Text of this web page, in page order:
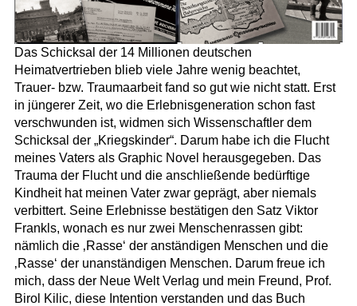
Das Schicksal der 14 Millionen deutschen
Heimatvertrieben blieb viele Jahre wenig beachtet,
Trauer- bzw. Traumaarbeit fand so gut wie nicht statt. Erst
in jüngerer Zeit, wo die Erlebnisgeneration schon fast
verschwunden ist, widmen sich Wissenschaftler dem
Schicksal der „Kriegskinder“. Darum habe ich die Flucht
meines Vaters als Graphic Novel herausgegeben. Das
Trauma der Flucht und die anschließende bedürftige
Kindheit hat meinen Vater zwar geprägt, aber niemals
verbittert. Seine Erlebnisse bestätigen den Satz Viktor
Frankls, wonach es nur zwei Menschenrassen gibt:
nämlich die ‚Rasse‘ der anständigen Menschen und die
‚Rasse‘ der unanständigen Menschen. Darum freue ich
mich, dass der Neue Welt Verlag und mein Freund, Prof.
Birol Kilic, diese Intention verstanden und das Buch